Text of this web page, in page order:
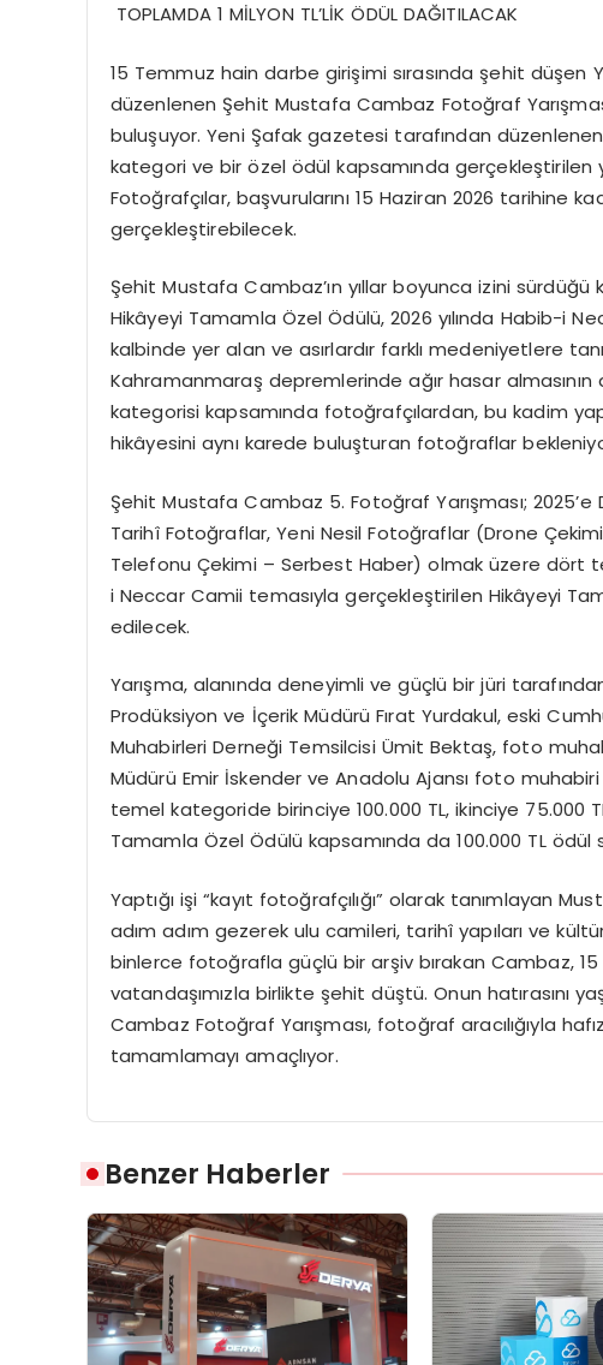
TOPLAMDA 1 MİLYON TL’LİK ÖDÜL DAĞITILACAK
15 Temmuz hain darbe girişimi sırasında şehit
düzenlenen Şehit Mustafa Cambaz Fotoğraf
buluşuyor. Yeni Şafak gazetesi tarafından düzenlenen
kategori ve bir özel ödül kapsamında gerçekleştirilen
Fotoğrafçılar, başvurularını 15 Haziran 2026 tarihine
gerçekleştirebilecek.
Şehit Mustafa Cambaz’ın yıllar boyunca izini
Hikâyeyi Tamamla Özel Ödülü, 2026 yılında Habib-i
kalbinde yer alan ve asırlardır farklı medeniyetlere
Kahramanmaraş depremlerinde ağır hasar almasının
kategorisi kapsamında fotoğrafçılardan, bu kadim
hikâyesini aynı karede buluşturan fotoğraflar
Şehit Mustafa Cambaz 5. Fotoğraf Yarışması; 2025’e
Tarihî Fotoğraflar, Yeni Nesil Fotoğraflar (Drone
Telefonu Çekimi – Serbest Haber) olmak üzere dört
i Neccar Camii temasıyla gerçekleştirilen Hikâyeyi
edilecek.
Yarışma, alanında deneyimli ve güçlü bir jüri
Prodüksiyon ve İçerik Müdürü Fırat Yurdakul, eski
Muhabirleri Derneği Temsilcisi Ümit Bektaş, foto
Müdürü Emir İskender ve Anadolu Ajansı foto
temel kategoride birinciye 100.000 TL, ikinciye 75.000
Tamamla Özel Ödülü kapsamında da 100.000 TL ödül
Yaptığı işi “kayıt fotoğrafçılığı” olarak tanımlayan
adım adım gezerek ulu camileri, tarihî yapıları ve
binlerce fotoğrafla güçlü bir arşiv bırakan Cambaz,
vatandaşımızla birlikte şehit düştü. Onun hatırasını
Cambaz Fotoğraf Yarışması, fotoğraf aracılığıyla
tamamlamayı amaçlıyor.
Benzer Haberler